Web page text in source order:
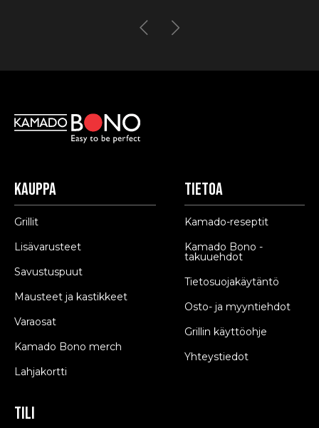
Kauppa
Grillit
Lisävarusteet
Savustuspuut
Mausteet ja kastikkeet
Varaosat
Kamado Bono merch
Lahjakortti
Tietoa
Kamado-reseptit
Kamado Bono -
takuuehdot
Tietosuojakäytäntö
Osto- ja myyntiehdot
Grillin käyttöohje
Yhteystiedot
Tili